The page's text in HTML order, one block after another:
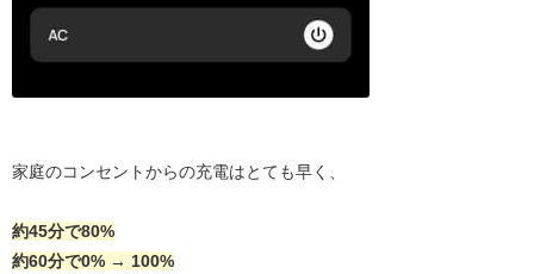
家庭のコンセントからの充電はとても早く、
約45分で80%
約60分で0% → 100%